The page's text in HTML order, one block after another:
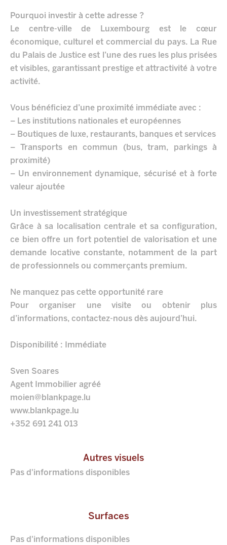
Pourquoi investir à cette adresse ?
Le centre-ville de Luxembourg est le cœur
économique, culturel et commercial du pays. La Rue
du Palais de Justice est l’une des rues les plus prisées
et visibles, garantissant prestige et attractivité à votre
activité.
Vous bénéficiez d’une proximité immédiate avec :
– Les institutions nationales et européennes
– Boutiques de luxe, restaurants, banques et services
– Transports en commun (bus, tram, parkings à
proximité)
– Un environnement dynamique, sécurisé et à forte
valeur ajoutée
Un investissement stratégique
Grâce à sa localisation centrale et sa configuration,
ce bien offre un fort potentiel de valorisation et une
demande locative constante, notamment de la part
de professionnels ou commerçants premium.
Ne manquez pas cette opportunité rare
Pour organiser une visite ou obtenir plus
d’informations, contactez-nous dès aujourd’hui.
Disponibilité : Immédiate
Sven Soares
Agent Immobilier agréé
moien@blankpage.lu
www.blankpage.lu
+352 691 241 013
Autres visuels
Pas d'informations disponibles
Surfaces
Pas d'informations disponibles